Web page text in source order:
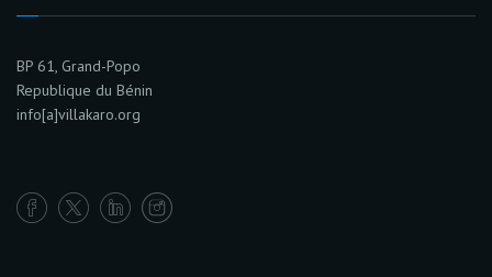
BP 61, Grand-Popo
Republique du Bénin
info[a]villakaro.org